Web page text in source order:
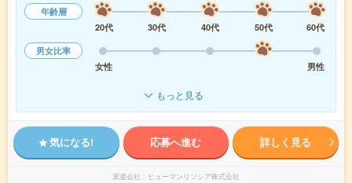
年齢層
20代
30代 40代 50代
60代
男女比率
女性
男性
もっと見る
気になる! 応募へ進む 詳しく見る
派遣会社 ヒューマンリソシア株式会社